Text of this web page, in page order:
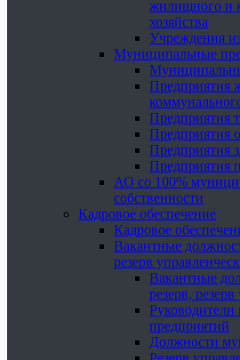
жилищного и
хозяйства
Учреждения
Муниципальные
Предприятия
Предприятия
Предприятия
Предприятия
Предприятия
АО со 100%
собственности
Кадровое обеспечение
Кадровое
Вакантные
резерв
Вакантные
резерв,
предприятий
Должности